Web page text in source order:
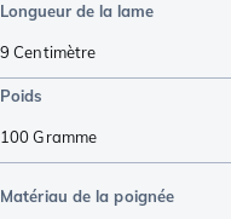
Longueur de la lame
9 Centimètre
Poids
100Gramme
Matériau de la poignée